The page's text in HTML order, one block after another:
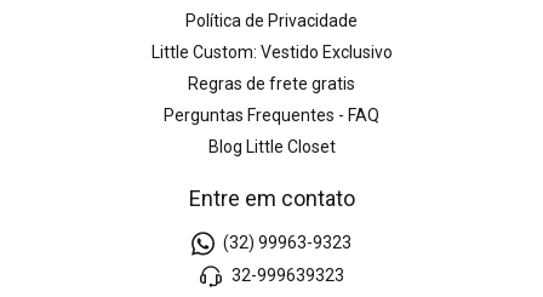
Política de Privacidade
Little Custom: Vestido Exclusivo
Regras de frete gratis
Perguntas Frequentes - FAQ
Blog Little Closet
Entre em contato
(32) 99963-9323
32-999639323